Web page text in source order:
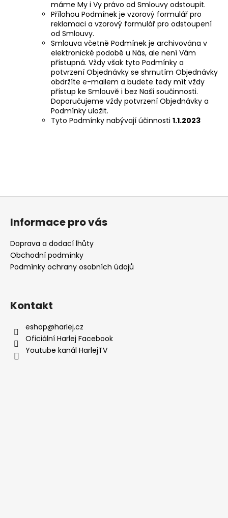
máme My i Vy právo od Smlouvy odstoupit.
Přílohou Podmínek je vzorový formulář pro
reklamaci a vzorový formulář pro odstoupení
od Smlouvy.
Smlouva včetně Podmínek je archivována v
elektronické podobě u Nás, ale není Vám
přístupná. Vždy však tyto Podmínky a
potvrzení Objednávky se shrnutím Objednávky
obdržíte e-mailem a budete tedy mít vždy
přístup ke Smlouvě i bez Naší součinnosti.
Doporučujeme vždy potvrzení Objednávky a
Podmínky uložit.
Tyto Podmínky nabývají účinnosti 1.1.2023
Z
Informace pro vás
Doprava a dodací lhůty
Obchodní podmínky
Podmínky ochrany osobních údajů
Kontakt
eshop@harlej.cz
Oficiální Harlej Facebook
Youtube kanál HarlejTV